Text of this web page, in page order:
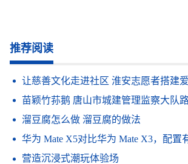
推荐阅读
让慈善文化走进社区 淮安志愿者搭建
苗颖竹荪鹅 唐山市城建管理监察大队路南区环卫专业监察分队西北(关于苗颖竹荪鹅 唐山市城建管理监
溜豆腐怎么做 溜豆腐的做法
华为 Mate X5对比华为 Mate X3，配置有哪
营造沉浸式潮玩体验场